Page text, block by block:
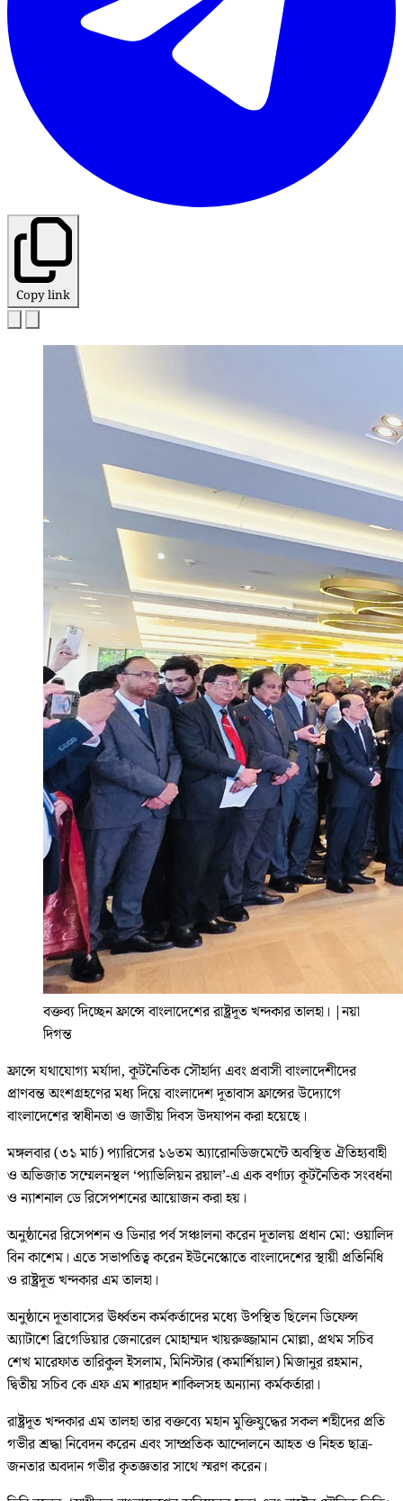
Copy link
বক্তব্য দিচ্ছেন ফ্রান্সে বাংলাদেশের রাষ্ট্রদূত খন্দকার তালহা। |নয়া
দিগন্ত
ফ্রান্সে যথাযোগ্য মর্যাদা, কূটনৈতিক সৌহার্দ্য এবং প্রবাসী বাংলাদেশীদের
প্রাণবন্ত অংশগ্রহণের মধ্য দিয়ে বাংলাদেশ দূতাবাস ফ্রান্সের উদ্যোগে
বাংলাদেশের স্বাধীনতা ও জাতীয় দিবস উদযাপন করা হয়েছে।
মঙ্গলবার (৩১ মার্চ) প‍্যারিসের ১৬তম অ্যারোনডিজমেন্টে অবস্থিত ঐতিহ্যবাহী
ও অভিজাত সম্মেলনস্থল ‘প্যাভিলিয়ন রয়াল’-এ এক বর্ণাঢ্য কূটনৈতিক সংবর্ধনা
ও ন্যাশনাল ডে রিসেপশনের আয়োজন করা হয়।
অনুষ্ঠানের রিসেপশন ও ডিনার পর্ব সঞ্চালনা করেন দূতালয় প্রধান মো: ওয়ালিদ
বিন কাশেম। এতে সভাপতিত্ব করেন ইউনেস্কোতে বাংলাদেশের স্থায়ী প্রতিনিধি
ও রাষ্ট্রদূত খন্দকার এম তালহা।
অনুষ্ঠানে দূতাবাসের ঊর্ধ্বতন কর্মকর্তাদের মধ্যে উপস্থিত ছিলেন ডিফেন্স
অ্যাটাশে ব্রিগেডিয়ার জেনারেল মোহাম্মদ খায়রুজ্জামান মোল্লা, প্রথম সচিব
শেখ মারেফাত তারিকুল ইসলাম, মিনিস্টার (কমার্শিয়াল) মিজানুর রহমান,
দ্বিতীয় সচিব কে এফ এম শারহাদ শাকিলসহ অন্যান্য কর্মকর্তারা।
রাষ্ট্রদূত খন্দকার এম তালহা তার বক্তব্যে মহান মুক্তিযুদ্ধের সকল শহীদের প্রতি
গভীর শ্রদ্ধা নিবেদন করেন এবং সাম্প্রতিক আন্দোলনে আহত ও নিহত ছাত্র-
জনতার অবদান গভীর কৃতজ্ঞতার সাথে স্মরণ করেন।